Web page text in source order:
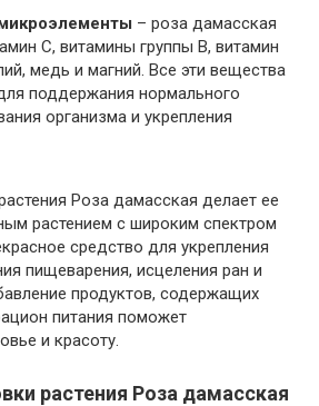
– роза дамасская
С, витамины группы B, витамин
медь и магний. Все эти вещества
поддержания нормального
организма и укрепления
Роза дамасская делает ее
растением с широким спектром
средство для укрепления
пищеварения, исцеления ран и
продуктов, содержащих
питания поможет
и красоту.
растения Роза дамасская